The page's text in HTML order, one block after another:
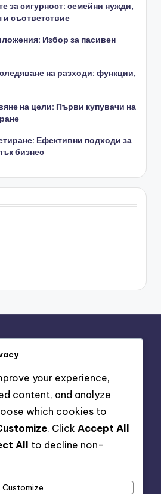
за сигурност: семейни нужди,
съответствие
Избор за пасивен
на разходи: функции,
на цели: Първи купувачи на
Ефективни подходи за
бизнес
your experience,
content, and analyze
which cookies to
. Click Accept All
All
to decline non-
Customize